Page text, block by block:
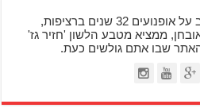
בן 48, רוכב על אופנועים 32 שנים ברציפות,
ממציא מטבע הלשון 'חזיר גז'
שבו אתם גולשים כעת.